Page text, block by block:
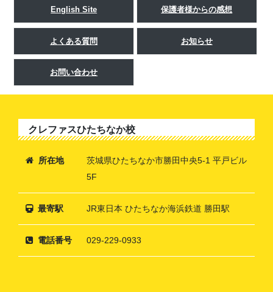
English Site 保護者様からの感想
よくある質問 お知らせ
お問い合わせ
クレファスひたちなか校
所在地
茨城県ひたちなか市勝田中央5-1 平戸ビル
5F
最寄駅 JR東日本 ひたちなか海浜鉄道 勝田駅
電話番号 029-229-0933